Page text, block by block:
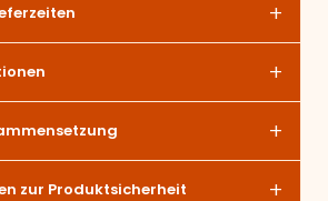
zur Produktsicherheit